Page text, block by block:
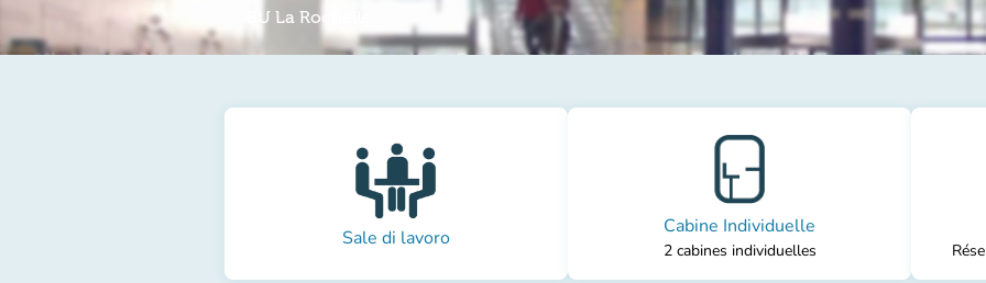
BU La Rochelle
Sale di lavoro Cabine Individuelle
2 cabines individuelles